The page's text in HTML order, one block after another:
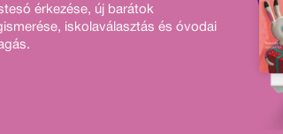
érkezése, új barátok
iskolaválasztás és óvodai